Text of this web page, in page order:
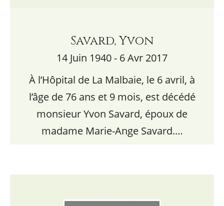
Savard, Yvon
14 Juin 1940 - 6 Avr 2017
À l’Hôpital de La Malbaie, le 6 avril, à
l’âge de 76 ans et 9 mois, est décédé
monsieur Yvon Savard, époux de
madame Marie-Ange Savard.…